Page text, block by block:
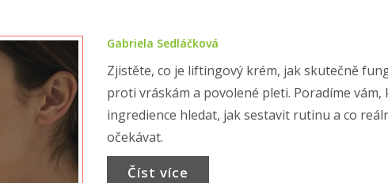
Gabriela Sedláčková
Zjistěte, co je liftingový krém, jak skutečně
proti vráskám a povolené pleti. Poradíme vám,
ingredience hledat, jak sestavit rutinu a co
očekávat.
Číst více